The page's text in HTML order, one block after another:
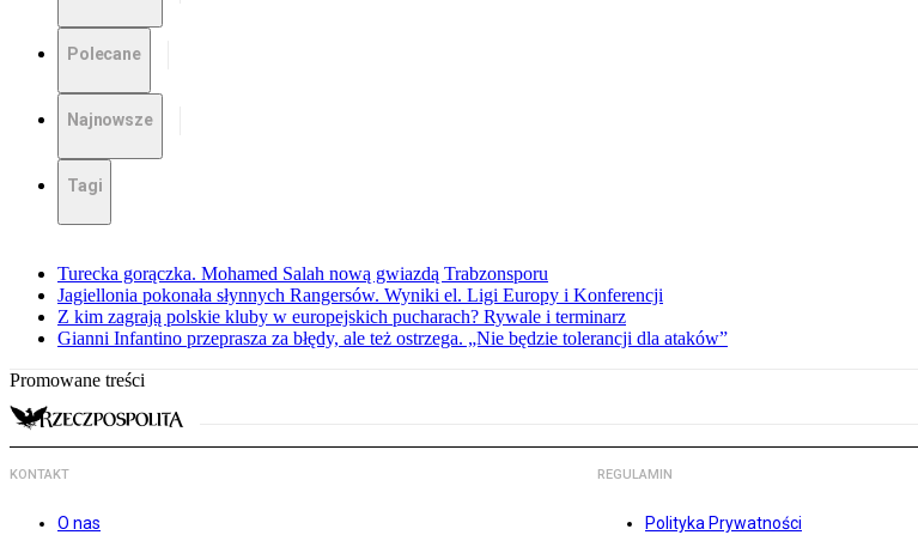
Polecane
Najnowsze
Tagi
Turecka gorączka. Mohamed Salah nową gwiazdą Trabzonsporu
Jagiellonia pokonała słynnych Rangersów. Wyniki el. Ligi Europy i Konferencji
Z kim zagrają polskie kluby w europejskich pucharach? Rywale i terminarz
Gianni Infantino przeprasza za błędy, ale też ostrzega. „Nie będzie tolerancji dla ataków”
Promowane treści
KONTAKT
O nas
REGULAMIN
Polityka Prywatności